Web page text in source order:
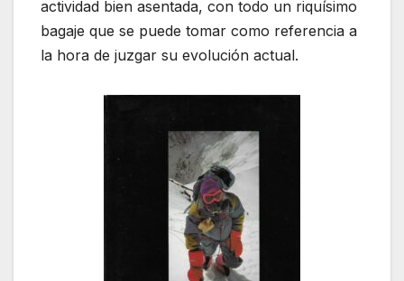
actividad bien asentada, con todo un riquísimo
bagaje que se puede tomar como referencia a
la hora de juzgar su evolución actual.